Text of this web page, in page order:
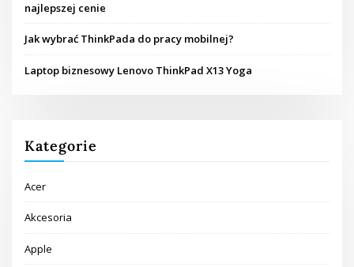
najlepszej cenie
Jak wybrać ThinkPada do pracy mobilnej?
Laptop biznesowy Lenovo ThinkPad X13 Yoga
Kategorie
Acer
Akcesoria
Apple